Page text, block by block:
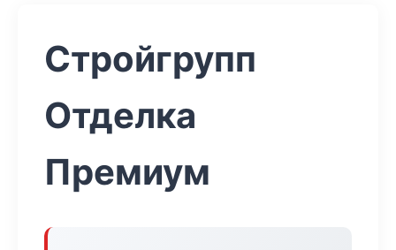
Стройгрупп
Отделка
Премиум